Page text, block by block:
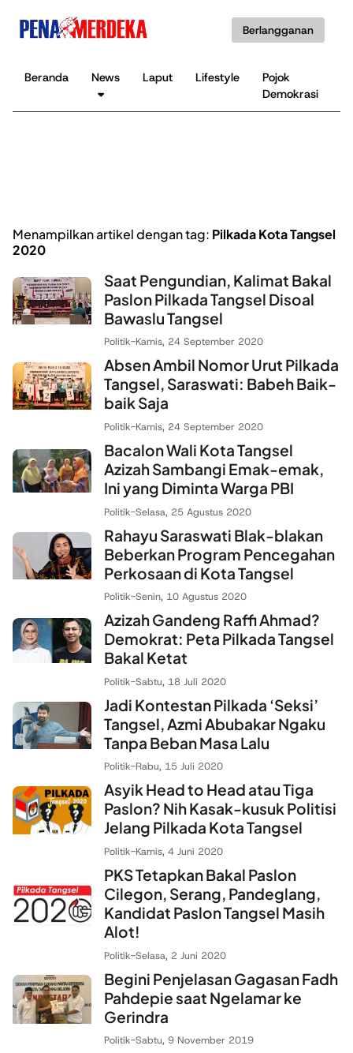
Berlangganan
Beranda News Laput Lifestyle
Pojok
Demokrasi
Menampilkan artikel dengan tag: Pilkada Kota Tangsel
2020
Saat Pengundian, Kalimat Bakal
Paslon Pilkada Tangsel Disoal
Bawaslu Tangsel
Politik-Kamis, 24 September 2020
Absen Ambil Nomor Urut Pilkada
Tangsel, Saraswati: Babeh Baik-
baik Saja
Politik-Kamis, 24 September 2020
Bacalon Wali Kota Tangsel
Azizah Sambangi Emak-emak,
Ini yang Diminta Warga PBI
Politik-Selasa, 25 Agustus 2020
Rahayu Saraswati Blak-blakan
Beberkan Program Pencegahan
Perkosaan di Kota Tangsel
Politik-Senin, 10 Agustus 2020
Azizah Gandeng Raffi Ahmad?
Demokrat: Peta Pilkada Tangsel
Bakal Ketat
Politik-Sabtu, 18 Juli 2020
Jadi Kontestan Pilkada ‘Seksi’
Tangsel, Azmi Abubakar Ngaku
Tanpa Beban Masa Lalu
Politik-Rabu, 15 Juli 2020
Asyik Head to Head atau Tiga
Paslon? Nih Kasak-kusuk Politisi
Jelang Pilkada Kota Tangsel
Politik-Kamis, 4 Juni 2020
PKS Tetapkan Bakal Paslon
Cilegon, Serang, Pandeglang,
Kandidat Paslon Tangsel Masih
Alot!
Politik-Selasa, 2 Juni 2020
Begini Penjelasan Gagasan Fadh
Pahdepie saat Ngelamar ke
Gerindra
Politik-Sabtu, 9 November 2019